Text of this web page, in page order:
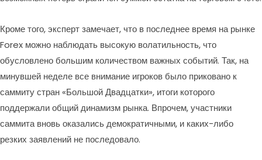
Кроме того, эксперт замечает, что в последнее время на рынке
Forex можно наблюдать высокую волатильность, что
обусловлено большим количеством важных событий. Так, на
минувшей неделе все внимание игроков было приковано к
саммиту стран «Большой Двадцатки», итоги которого
поддержали общий динамизм рынка. Впрочем, участники
саммита вновь оказались демократичными, и каких-либо
резких заявлений не последовало.